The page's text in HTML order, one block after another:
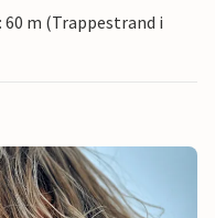
m (Trappestrand i